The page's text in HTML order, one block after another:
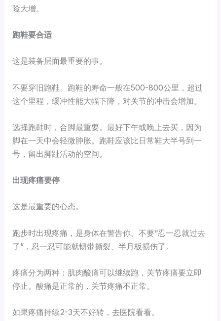
险大增。
跑鞋要合适
这是装备层面最重要的事。
不要穿旧跑鞋。跑鞋的寿命一般在500-800公里，超过
这个里程，缓冲性能大幅下降，对关节的冲击会增加。
选择跑鞋时，合脚最重要。最好下午或晚上去买，因为
脚在一天中会轻微肿胀。跑鞋应该比日常鞋大半号到一
号，留出脚趾活动的空间。
出现疼痛要停
这是最重要的心态。
跑步时出现疼痛，是身体在警告你。不要“忍一忍就过去
了”，忍一忍可能就韧带撕裂、半月板损伤了。
疼痛分为两种：肌肉酸痛可以继续跑，关节疼痛要立即
停止。酸痛是正常的，关节疼痛不正常。
如果疼痛持续2-3天不好转，去医院看看。